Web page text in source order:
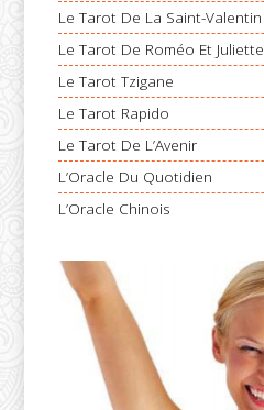
Le Tarot De La Saint-Valentin
Le Tarot De Roméo Et Juliette
Le Tarot Tzigane
Le Tarot Rapido
Le Tarot De L’Avenir
L’Oracle Du Quotidien
L’Oracle Chinois